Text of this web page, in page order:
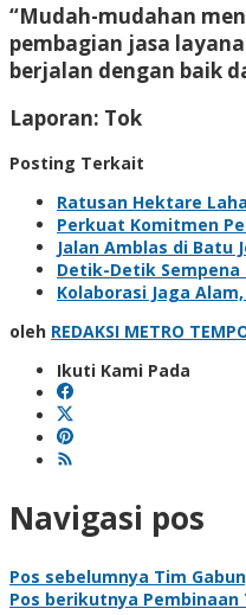
“Mudah-mudahan
pembagian jasa
berjalan dengan baik
Laporan: Tok
Posting Terkait
Ratusan Hektare
Perkuat Komitmen
Jalan Amblas di Batu
Detik-Detik Sempena
Kolaborasi Jaga
oleh REDAKSI METRO
Ikuti Kami Pada
Navigasi pos
Pos sebelumnya Tim
Pos berikutnya Pembinaan